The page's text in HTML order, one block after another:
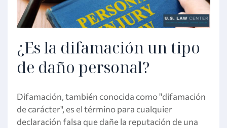
¿Es la difamación un tipo
de daño personal?
Difamación, también conocida como "difamación
de carácter", es el término para cualquier
declaración falsa que dañe la reputación de una